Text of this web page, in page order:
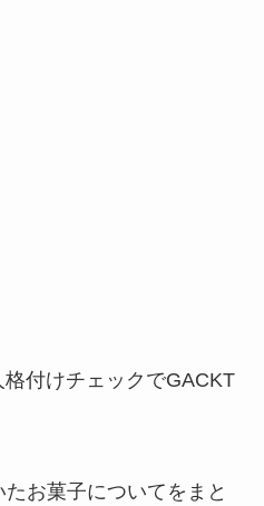
付けチェックでGACKT
お菓子についてをまと